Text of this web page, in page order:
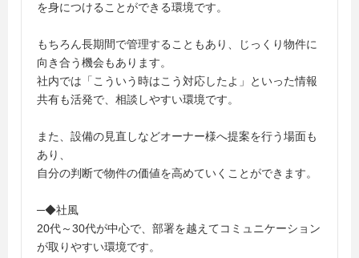
を身につけることができる環境です。
もちろん長期間で管理することもあり、じっくり物件に
向き合う機会もあります。
社内では「こういう時はこう対応したよ」といった情報
共有も活発で、相談しやすい環境です。
また、設備の見直しなどオーナー様へ提案を行う場面も
あり、
自分の判断で物件の価値を高めていくことができます。
─◆社風
20代～30代が中心で、部署を越えてコミュニケーション
が取りやすい環境です。